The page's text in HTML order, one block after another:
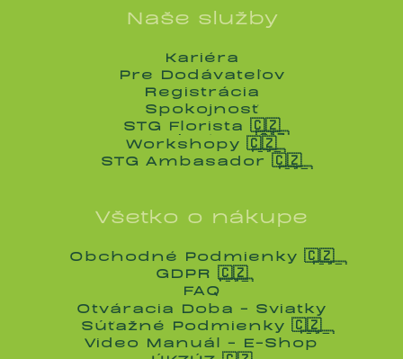
Naše služby
Kariéra
Kariéra
Pre Dodávateľov
Pre Dodávateľov
Registrácia
Registrácia
Spokojnosť
Spokojnosť
STG Florista 🇨🇿
STG Florista 🇨🇿
Workshopy 🇨🇿
Workshopy 🇨🇿
STG Ambasador 🇨🇿
STG Ambasador 🇨🇿
Všetko o nákupe
Obchodné Podmienky 🇨🇿
Obchodné Podmienky 🇨🇿
GDPR 🇨🇿
GDPR 🇨🇿
FAQ
FAQ
Otváracia Doba - Sviatky
Otváracia Doba - Sviatky
Súťažné Podmienky 🇨🇿
Súťažné Podmienky 🇨🇿
Video Manuál - E-Shop